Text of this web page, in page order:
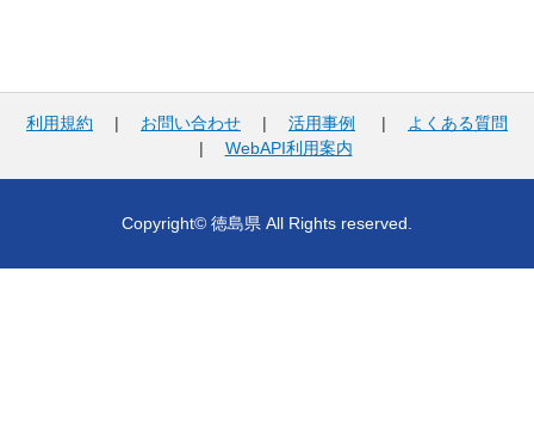
利用規約 | お問い合わせ | 活用事例 |
よくある質問
| WebAPI利用案内
Copyright© 徳島県 All Rights reserved.